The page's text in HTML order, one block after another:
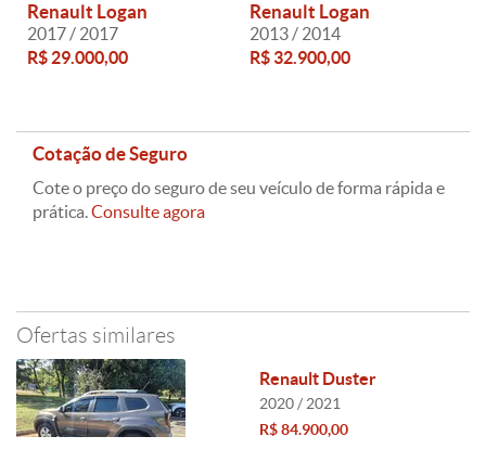
Renault Logan
2017 / 2017
R$ 29.000,00
Renault Logan
2013 / 2014
R$ 32.900,00
Cotação de Seguro
Cote o preço do seguro de seu veículo de forma rápida e
prática.Consulte agora
Ofertas similares
Renault Duster
2020 / 2021
R$ 84.900,00